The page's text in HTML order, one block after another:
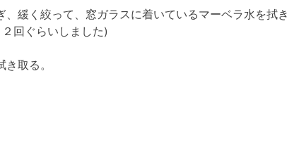
緩く絞って、窓ガラスに着いているマーベラ水を拭き
回ぐらいしました)
取る。